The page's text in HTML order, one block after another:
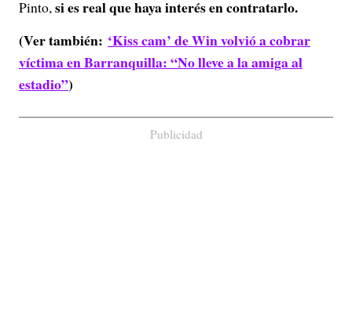
Pinto,si es real que haya interés en contratarlo.
(Ver también: ‘Kiss cam’ de Win volvió a cobrar
víctima en Barranquilla: “No lleve a la amiga al
estadio”)
Publicidad